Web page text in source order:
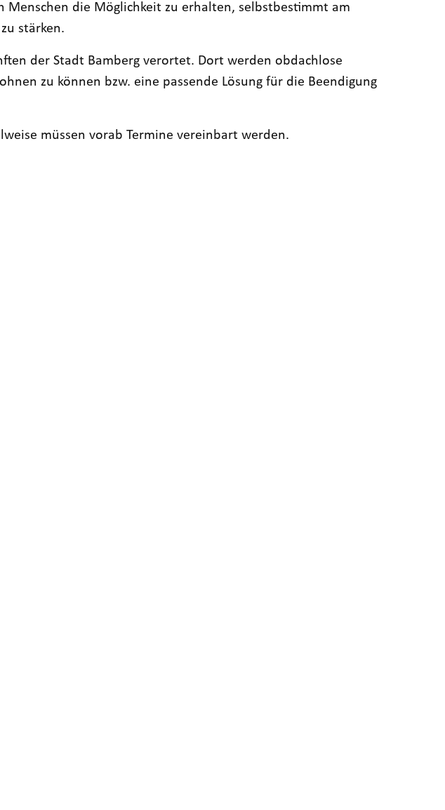
die Möglichkeit zu erhalten, selbstbestimmt am
stärken.
der Stadt Bamberg verortet. Dort werden obdachlose
zu können bzw. eine passende Lösung für die Beendigung
müssen vorab Termine vereinbart werden.